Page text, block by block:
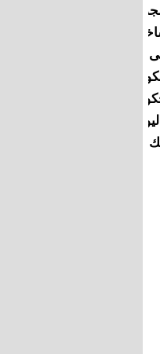
وانتقادات شديدة
ثلاثة من وزراءه في حكومة
(7 حقائب)
الجديدة لتعيينها من
اليوم أول جلسات محاكمة
محمد السادس لحكومة